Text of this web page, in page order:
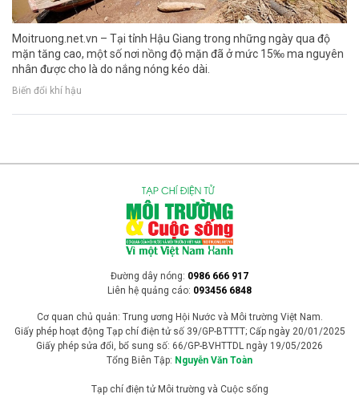
Moitruong.net.vn – Tại tỉnh Hậu Giang trong những ngày qua độ
mặn tăng cao, một số nơi nồng độ mặn đã ở mức 15‰ ma nguyên
nhân được cho là do nắng nóng kéo dài.
Biến đổi khí hậu
Đường dây nóng: 0986 666 917
Liên hệ quảng cáo: 093456 6848
Cơ quan chủ quản: Trung ương Hội Nước và Môi trường Việt Nam.
Giấy phép hoạt động Tạp chí điện tử số 39/GP-BTTTT; Cấp ngày 20/01/2025
Giấy phép sửa đổi, bổ sung số: 66/GP-BVHTTDL ngày 19/05/2026
Tổng Biên Tập: Nguyễn Văn Toàn
Tạp chí điện tử Môi trường và Cuộc sống